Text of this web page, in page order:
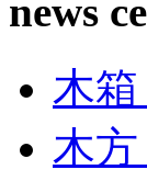
news
木
木